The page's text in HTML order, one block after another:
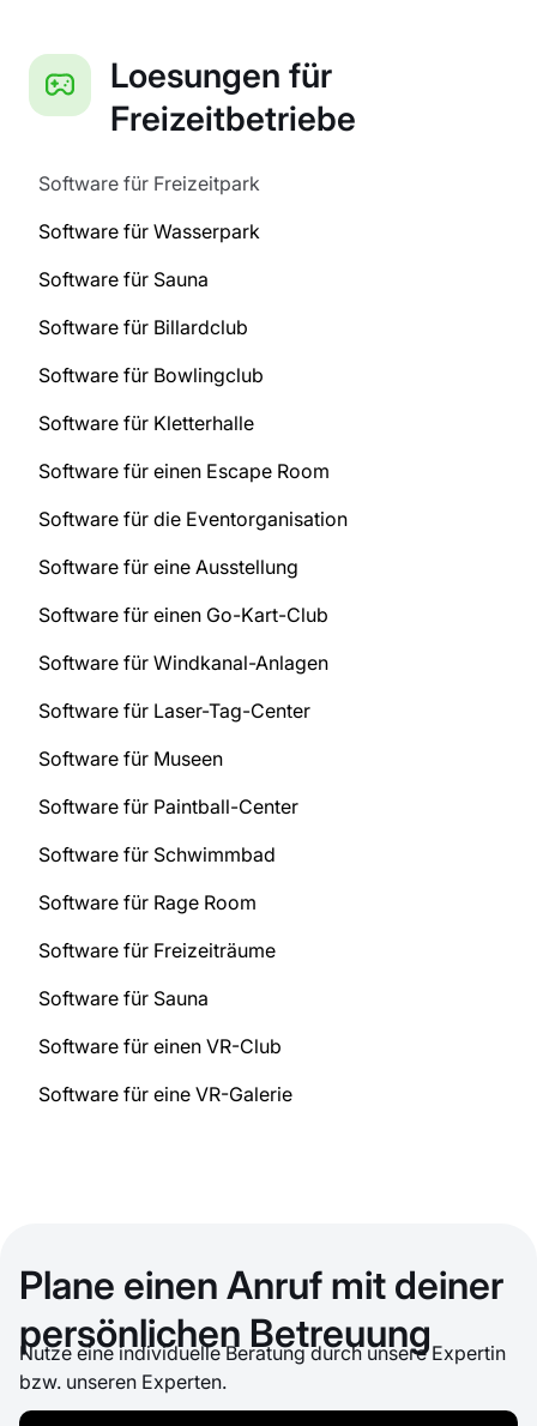
Loesungen für
Freizeitbetriebe
Software für Freizeitpark
Software für Wasserpark
Software für Sauna
Software für Billardclub
Software für Bowlingclub
Software für Kletterhalle
Software für einen Escape Room
Software für die Eventorganisation
Software für eine Ausstellung
Software für einen Go-Kart-Club
Software für Windkanal-Anlagen
Software für Laser-Tag-Center
Software für Museen
Software für Paintball-Center
Software für Schwimmbad
Software für Rage Room
Software für Freizeiträume
Software für Sauna
Software für einen VR-Club
Software für eine VR-Galerie
Plane einen Anruf mit deiner
persönlichen Betreuung
Nutze eine individuelle Beratung durch unsere Expertin
bzw. unseren Experten.